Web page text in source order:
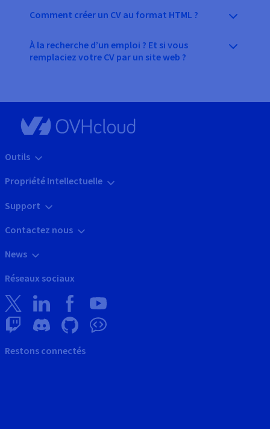
Comment créer un CV au format HTML ?
À la recherche d’un emploi ? Et si vous
remplaciez votre CV par un site web ?
Outils
Propriété Intellectuelle
Support
Contactez nous
News
Réseaux sociaux
Restons connectés